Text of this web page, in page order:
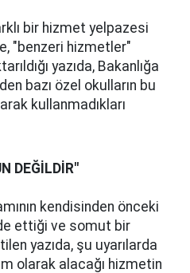
bir hizmet yelpazesi
"benzeri hizmetler"
yazıda, Bakanlığa
bazı özel okulların bu
kullanmadıkları
DEĞİLDİR"
kendisinden önceki
ettiği ve somut bir
yazıda, şu uyarılarda
olarak alacağı hizmetin